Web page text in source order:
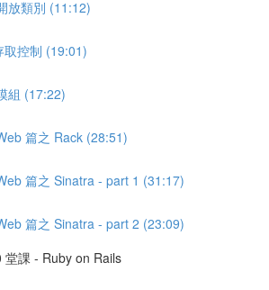
放類別 (11:12)
控制 (19:01)
組 (17:22)
篇之 Rack (28:51)
篇之 Sinatra - part 1 (31:17)
篇之 Sinatra - part 2 (23:09)
堂課 - Ruby on Rails